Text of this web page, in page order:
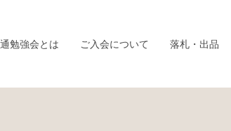
勉強会とは ご入会について 落札・出品